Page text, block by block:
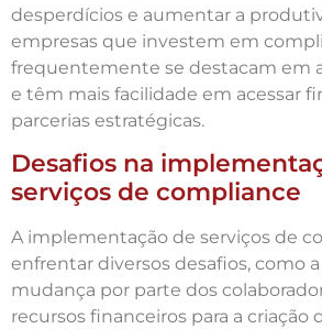
desperdícios e aumentar a
empresas que investem em
frequentemente se destacam em
e têm mais facilidade em acessar
parcerias estratégicas.
Desafios na
serviços de compliance
A implementação de serviços de
enfrentar diversos desafios, como
mudança por parte dos
recursos financeiros para a criação